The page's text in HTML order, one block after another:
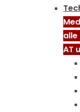
alle
AT